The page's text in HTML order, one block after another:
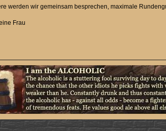
werden wir gemeinsam besprechen, maximale
Frau